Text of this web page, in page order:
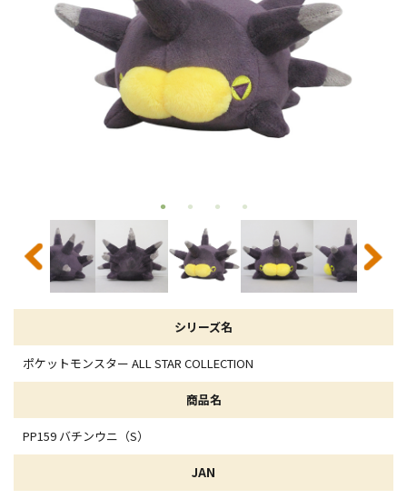
シリーズ名
ポケットモンスター ALL STAR COLLECTION
商品名
PP159 バチンウニ（S）
JAN